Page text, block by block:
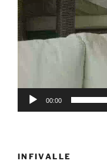
00:00
INFIVALLE